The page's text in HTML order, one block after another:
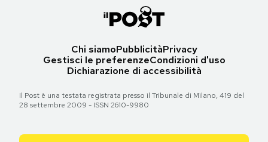
Chi siamoPubblicitàPrivacy
Gestisci le preferenzeCondizioni d'uso
Dichiarazione di accessibilità
Il Post è una testata registrata presso il Tribunale di Milano, 419 del
28 settembre 2009 - ISSN 2610-9980